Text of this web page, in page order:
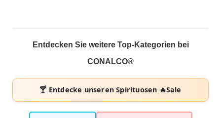
Entdecken Sie weitere Top-Kategorien bei
CONALCO®
🍸 Entdecke unserenSpirituosen 🔥Sale